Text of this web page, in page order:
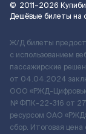
© 2011–2026
Дешёвые билеты на
Ж/Д билеты
с использованием
пассажирские
от 04.04.2024
ООО «РЖД-
№ ФПК-22-316 от
ресурсом ОАО
сбор. Итоговая